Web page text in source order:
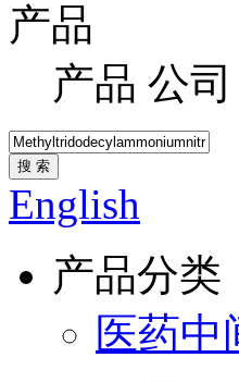
产品
产品 公司
搜 索
English
产品分类
医药中